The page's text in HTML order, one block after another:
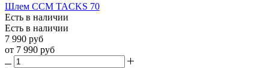
Шлем CCM TACKS 70
Есть в наличии
Есть в наличии
7 990 руб
от 7 990 руб